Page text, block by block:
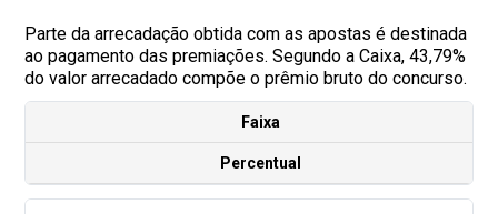
Parte da arrecadação obtida com as apostas é destinada
ao pagamento das premiações. Segundo a Caixa, 43,79%
do valor arrecadado compõe o prêmio bruto do concurso.
Faixa
Percentual